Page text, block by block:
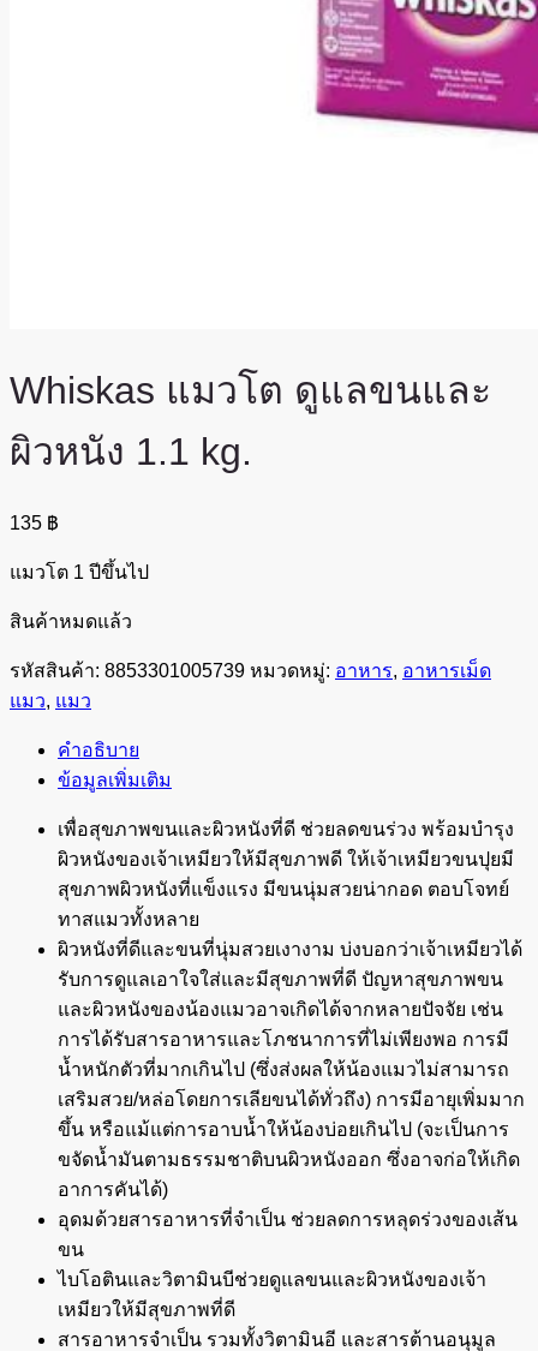
Whiskas แมวโต ดูแลขนและ
ผิวหนัง 1.1 kg.
135 ฿
แมวโต 1 ปีขึ้นไป
สินค้าหมดแล้ว
รหัสสินค้า: 8853301005739 หมวดหมู่: อาหาร, อาหารเม็ด
แมว, แมว
คำอธิบาย
ข้อมูลเพิ่มเติม
เพื่อสุขภาพขนและผิวหนังที่ดี ช่วยลดขนร่วง พร้อมบำรุง
ผิวหนังของเจ้าเหมียวให้มีสุขภาพดี ให้เจ้าเหมียวขนปุยมี
สุขภาพผิวหนังที่แข็งแรง มีขนนุ่มสวยน่ากอด ตอบโจทย์
ทาสแมวทั้งหลาย
ผิวหนังที่ดีและขนที่นุ่มสวยเงางาม บ่งบอกว่าเจ้าเหมียวได้
รับการดูแลเอาใจใส่และมีสุขภาพที่ดี ปัญหาสุขภาพขน
และผิวหนังของน้องแมวอาจเกิดได้จากหลายปัจจัย เช่น
การได้รับสารอาหารและโภชนาการที่ไม่เพียงพอ การมี
น้ำหนักตัวที่มากเกินไป (ซึ่งส่งผลให้น้องแมวไม่สามารถ
เสริมสวย/หล่อโดยการเลียขนได้ทั่วถึง) การมีอายุเพิ่มมาก
ขึ้น หรือแม้แต่การอาบน้ำให้น้องบ่อยเกินไป (จะเป็นการ
ขจัดน้ำมันตามธรรมชาติบนผิวหนังออก ซึ่งอาจก่อให้เกิด
อาการคันได้)
อุดมด้วยสารอาหารที่จำเป็น ช่วยลดการหลุดร่วงของเส้น
ขน
ไบโอตินและวิตามินบีช่วยดูแลขนและผิวหนังของเจ้า
เหมียวให้มีสุขภาพที่ดี
สารอาหารจำเป็น รวมทั้งวิตามินอี และสารต้านอนุมูล